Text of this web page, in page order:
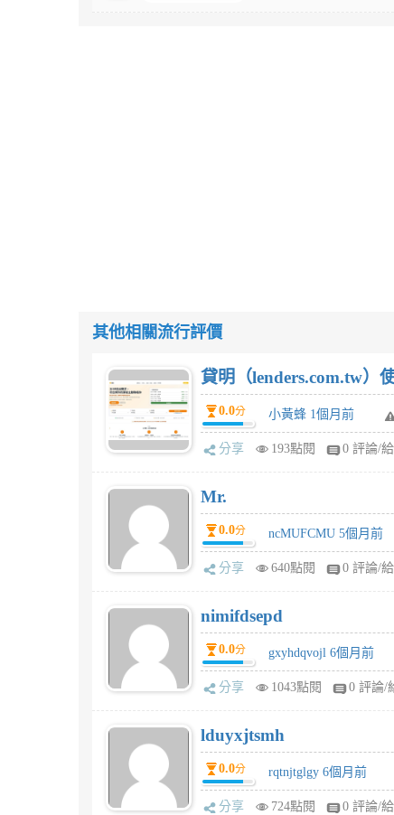
其他相關流行評價
貸明（lenders.com.tw）
0.0分 小黃蜂 1個月前
分享 193點閱 0 評論/
Mr.
0.0分 ncMUFCMU 5個月前
分享 640點閱 0 評論/
nimifdsepd
0.0分 gxyhdqvojl 6個月前
分享 1043點閱 0 評論/
lduyxjtsmh
0.0分 rqtnjtglgy 6個月前
分享 724點閱 0 評論/